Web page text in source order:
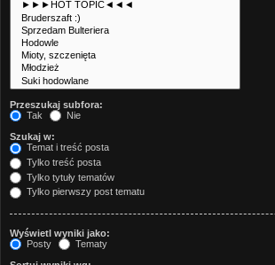
Przeszukaj subfora:
Tak
Nie
Szukaj w:
Temat i treść posta
Tylko treść posta
Tylko tytuły tematów
Tylko pierwszy post tematu
Wyświetl wyniki jako:
Posty
Tematy